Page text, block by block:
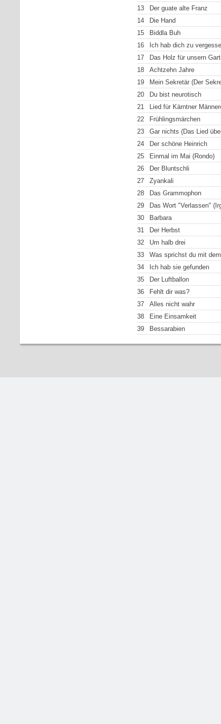
13
Der guate alte Franz
14
Die Hand
15
Biddla Buh
16
Ich hab dich zu
17
Das Holz für unsern
18
Achtzehn Jahre
19
Mein Sekretär (Der
20
Du bist neurotisch
21
Lied für Kärntner
22
Frühlingsmärchen
23
Gar nichts (Das Lied
24
Der schöne Heinrich
25
Einmal im Mai (Rondo)
26
Der Bluntschli
27
Zyankali
28
Das Grammophon
29
Das Wort "Verlassen"
30
Barbara
31
Der Herbst
32
Um halb drei
33
Was sprichst du mit
34
Ich hab sie gefunden
35
Der Luftballon
36
Fehlt dir was?
37
Alles nicht wahr
38
Eine Einsamkeit
39
Bessarabien